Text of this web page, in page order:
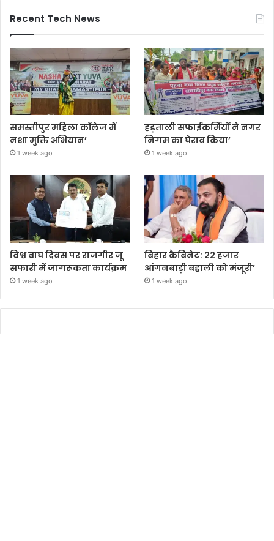
Recent Tech News
समस्तीपुर महिला कॉलेज में
नशा मुक्ति अभियान’
1 week ago
हड़ताली सफाईकर्मियों ने नगर
निगम का घेराव किया’
1 week ago
विश्व बाघ दिवस पर राजगीर जू
सफारी में जागरूकता कार्यक्रम
1 week ago
बिहार कैबिनेट: 22 हजार
आंगनबाड़ी बहाली को मंजूरी’
1 week ago